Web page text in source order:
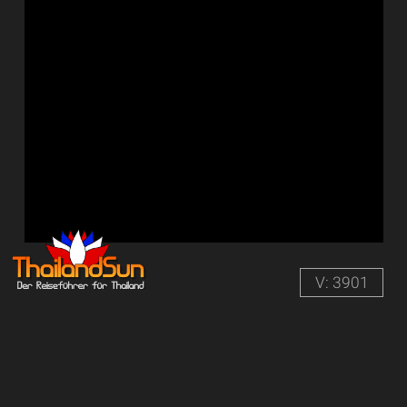
V: 3901